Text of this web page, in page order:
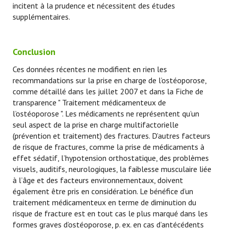
incitent à la prudence et nécessitent des études
supplémentaires.
Conclusion
Ces données récentes ne modifient en rien les
recommandations sur la prise en charge de l’ostéoporose,
comme détaillé dans les juillet 2007 et dans la Fiche de
transparence " Traitement médicamenteux de
l’ostéoporose ". Les médicaments ne représentent qu’un
seul aspect de la prise en charge multifactorielle
(prévention et traitement) des fractures. D’autres facteurs
de risque de fractures, comme la prise de médicaments à
effet sédatif, l’hypotension orthostatique, des problèmes
visuels, auditifs, neurologiques, la faiblesse musculaire liée
à l’âge et des facteurs environnementaux, doivent
également être pris en considération. Le bénéfice d’un
traitement médicamenteux en terme de diminution du
risque de fracture est en tout cas le plus marqué dans les
formes graves d’ostéoporose, p. ex. en cas d’antécédents